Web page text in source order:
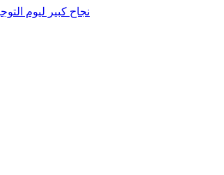
نجاح كبير ليوم